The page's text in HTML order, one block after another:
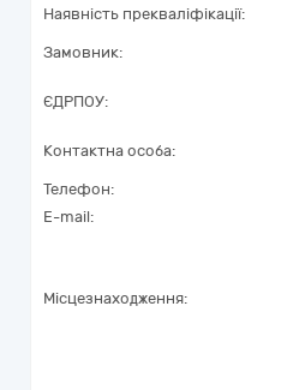
Наявність прекваліфікації:
Замовник:
ЄДРПОУ:
Контактна особа:
Телефон:
E-mail:
Місцезнаходження: